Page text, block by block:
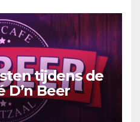
tijdens de
D’n Beer